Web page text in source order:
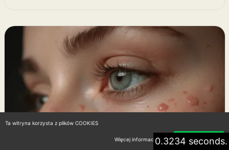
0.3234 seconds.
Ta witryna korzysta z plików COOKIES
Więcej informacji Akceptuję